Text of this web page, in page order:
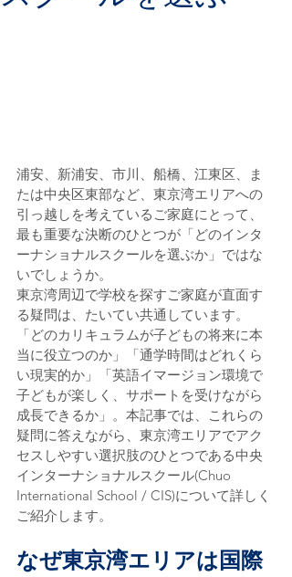
浦安、新浦安、市川、船橋、江東区、ま
たは中央区東部など、東京湾エリアへの
引っ越しを考えているご家庭にとって、
最も重要な決断のひとつが「どのインタ
ーナショナルスクールを選ぶか」ではな
いでしょうか。
東京湾周辺で学校を探すご家庭が直面す
る疑問は、たいてい共通しています。
「どのカリキュラムが子どもの将来に本
当に役立つのか」「通学時間はどれくら
い現実的か」「英語イマージョン環境で
子どもが楽しく、サポートを受けながら
成長できるか」。本記事では、これらの
疑問に答えながら、東京湾エリアでアク
セスしやすい選択肢のひとつである中央
インターナショナルスクール(Chuo
International School / CIS)について詳しく
ご紹介します。
なぜ東京湾エリアは国際